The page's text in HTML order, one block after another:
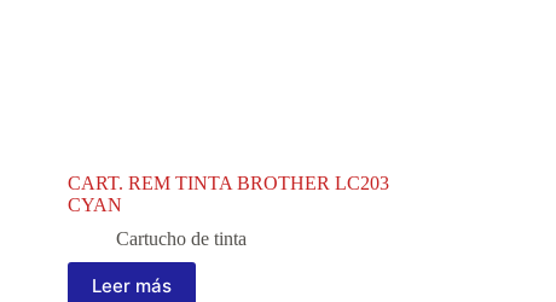
CART. REM TINTA BROTHER LC203
CYAN
Cartucho de tinta
Leer más